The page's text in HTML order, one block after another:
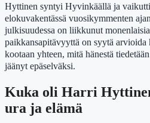
Hyttinen syntyi Hyvinkäällä ja vaikutti
elokuvakentässä vuosikymmenten
julkisuudessa on liikkunut
paikkansapitävyyttä on syytä arvioida
kootaan yhteen, mitä hänestä
jäänyt epäselväksi.
Kuka oli Harri
ura ja elämä